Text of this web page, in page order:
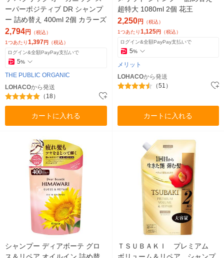
ーパーポジティブ DR シャンプ
ー 詰め替え 400ml 2個 カラーズ
2,794円
（税込）
1つあたり1,397円 （税込）
ログイン&全額PayPay支払いで
5%
THE PUBLIC ORGANIC
LOHACOから発送
（18）
カートに入れる
超特大 1080ml 2個 花王
2,250円
（税込）
1つあたり1,125円 （税込）
ログイン&全額PayPay支払いで
5%
メリット
LOHACOから発送
（51）
カートに入れる
シャンプー ディアボーテ グロ
ＴＳＵＢＡＫＩ プレミアム